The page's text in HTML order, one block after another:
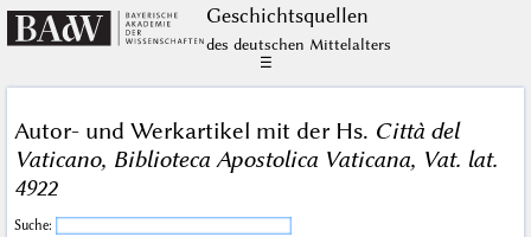
Geschichts­quellen
des deutschen Mittelalters
☰
Autor- und Werkartikel mit der Hs. Città del
Vaticano, Biblioteca Apostolica Vaticana, Vat. lat.
4922
Suche: